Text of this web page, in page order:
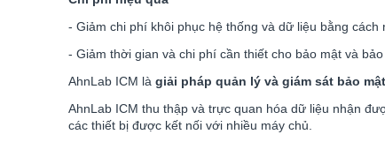
- Giảm chi phí khôi phục hệ thống và dữ liệu bằng
- Giảm thời gian và chi phí cần thiết cho bảo mật và
AhnLab ICM là giải pháp quản lý và giám sát bảo
AhnLab ICM thu thập và trực quan hóa dữ liệu nhận
các thiết bị được kết nối với nhiều máy chủ.